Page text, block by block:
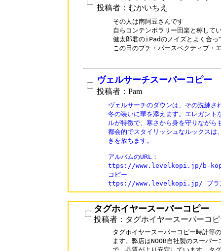
投稿者：むかいちえ
その人は南阿豆さんです
自らコンテンポラリー田楽と称して
健太郎君のiPadのノイズとよく合
この日のプチ・パースペクティブ・
ヴェルサーチスーパーコピー
投稿者：Pam
ヴェルサーチのダウンは、その洗練さ
冬の装いに華を添えます。エレガント
ルが特徴で、寒さから身を守りながら
都会的でスタイリッシュなルックスは
きを放ちます。
アルバムのURL：
ttps://www.levelkopi.jp/b-
コピー
ttps://www.levelkopi.jp/ ブラン
タグホイヤースーパーコピー
投稿者：タグホイヤースーパーコ
タグホイヤースーパーコピー時計等
ます。弊店はNOOB自社製のスーパ